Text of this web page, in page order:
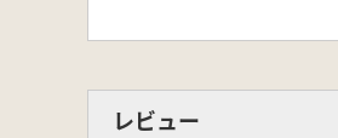
レビュー